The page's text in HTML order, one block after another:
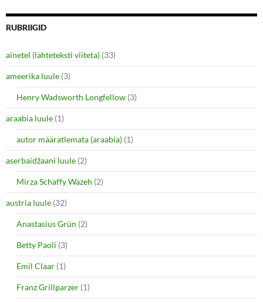
RUBRIIGID
ainetel (lähteteksti viiteta) (33)
ameerika luule (3)
Henry Wadsworth Longfellow (3)
araabia luule (1)
autor määratlemata (araabia) (1)
aserbaidžaani luule (2)
Mirza Schaffy Wazeh (2)
austria luule (32)
Anastasius Grün (2)
Betty Paoli (3)
Emil Claar (1)
Franz Grillparzer (1)